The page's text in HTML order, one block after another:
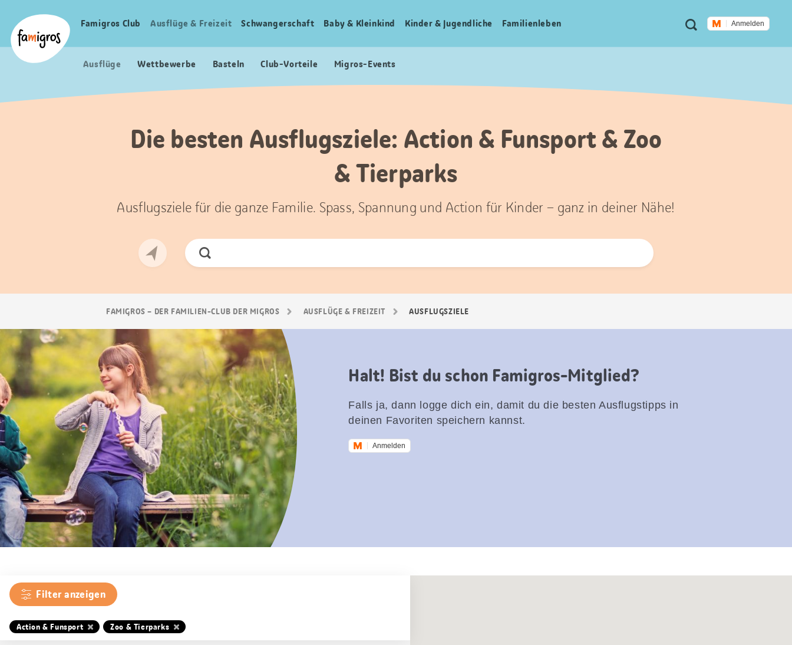
Navigation
Logo
Meta
Navigation
Suche Anmelden
Haupt
Famigros Club Ausflüge & Freizeit Schwangerschaft Baby & Kleinkind Kinder & Jugendliche Familien­leben
Ausflüge Wettbewerbe Basteln Club-Vorteile Migros-Events
Die besten Ausflugsziele: Action & Funsport & Zoo
& Tierparks
Ausflugsziele für die ganze Familie. Spass, Spannung und Action für Kinder – ganz in deiner Nähe!
Jetzt
FAMIGROS – DER FAMILIEN-CLUB DER MIGROS AUSFLÜGE & FREIZEIT AUSFLUGSZIELE
Halt! Bist du schon Famigros-Mitglied?
Falls ja, dann logge dich ein, damit du die besten Ausflugstipps in
deinen Favoriten speichern kannst.
Anmelden
Filter anzeigen
Action & Funsport Zoo & Tierparks